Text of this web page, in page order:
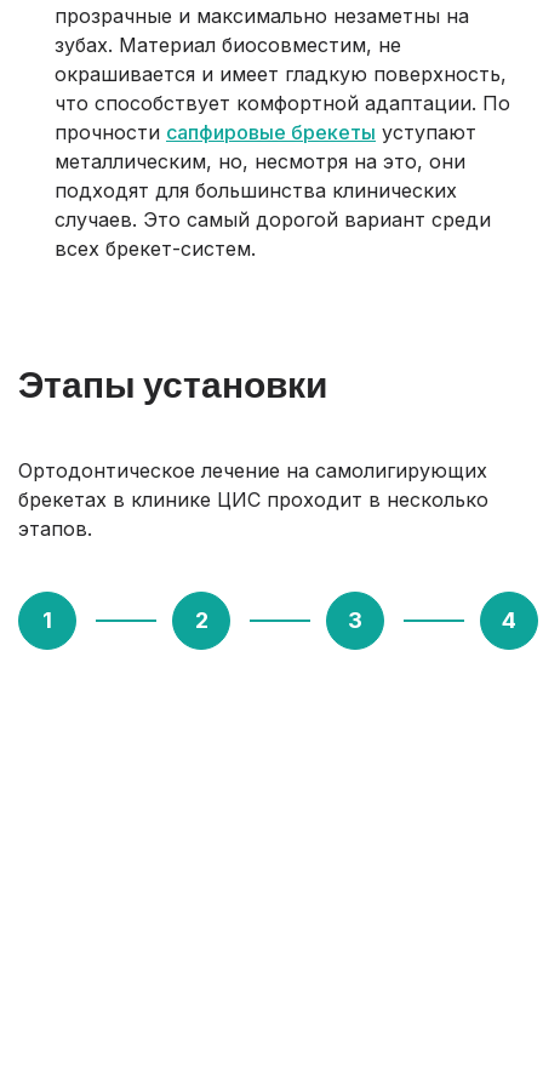
прозрачные и максимально незаметны на
зубах. Материал биосовместим, не
окрашивается и имеет гладкую поверхность,
что способствует комфортной адаптации. По
прочности сапфировые брекеты уступают
металлическим, но, несмотря на это, они
подходят для большинства клинических
случаев. Это самый дорогой вариант среди
всех брекет-систем.
Этапы установки
Ортодонтическое лечение на самолигирующих
брекетах в клинике ЦИС проходит в несколько
этапов.